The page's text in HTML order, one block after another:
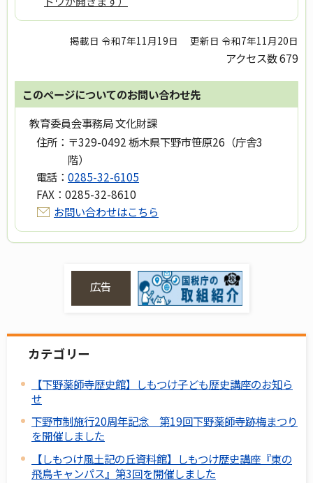
掲載日 令和7年11月19日 更新日 令和7年11月20日
アクセス数679
このページについてのお問い合わせ先
教育委員会事務局 文化財課
住所： 〒329-0492 栃木県下野市笹原26（庁舎3
階）
電話： 0285-32-6105
FAX： 0285-32-8610
お問い合わせはこちら
広告
カテゴリー
【下野薬師寺歴史館】しもつけ子ども歴史講座のお知ら
せ
下野市制施行20周年記念 第19回下野薬師寺跡梅まつり
を開催しました
【しもつけ風土記の丘資料館】しもつけ歴史講座『東の
飛鳥キャンパス』第3回を開催しました